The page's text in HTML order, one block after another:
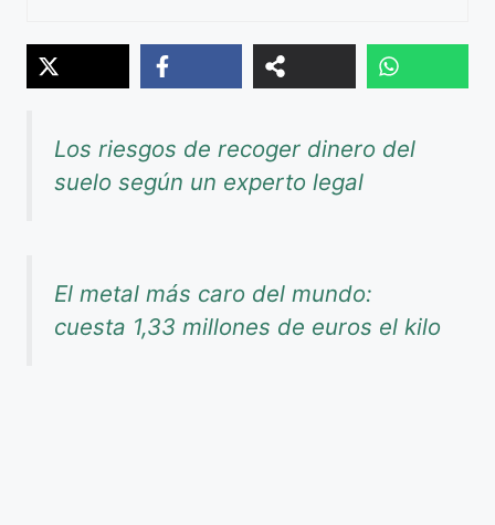
Los riesgos de recoger dinero del
suelo según un experto legal
El metal más caro del mundo:
cuesta 1,33 millones de euros el kilo